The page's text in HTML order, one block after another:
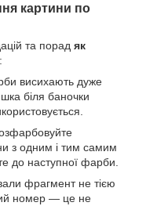
картини по
та порад як
:
висихають дуже
біля баночки
з одним і тим самим
до наступної фарби.
фрагмент не тією
номер — це не